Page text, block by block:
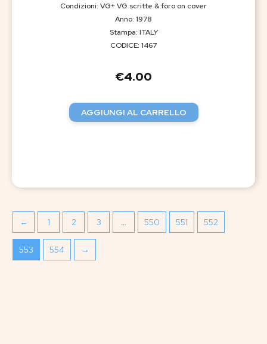
Condizioni: VG+ VG scritte & foro on cover
Anno: 1978
Stampa: ITALY
CODICE: 1467
€4.00
AGGIUNGI AL CARRELLO
← 1 2 3 … 550 551 552
553 554 →